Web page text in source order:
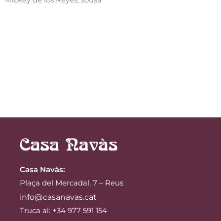
Casa Navàs:
Plaça del Mercadal, 7 – Reus
info@casanavas.cat
Truca al: +34 977 591 154